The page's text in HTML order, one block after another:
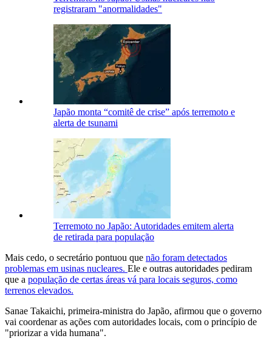
registraram "anormalidades"
Japão monta “comitê de crise” após terremoto e
alerta de tsunami
Terremoto no Japão: Autoridades emitem alerta
de retirada para população
Mais cedo, o secretário pontuou que não foram detectados
problemas em usinas nucleares. Ele e outras autoridades pediram
que a população de certas áreas vá para locais seguros, como
terrenos elevados.
Sanae Takaichi, primeira-ministra do Japão, afirmou que o governo
vai coordenar as ações com autoridades locais, com o princípio de
"priorizar a vida humana".